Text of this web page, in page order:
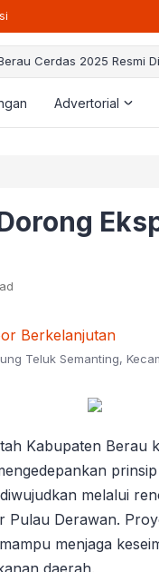
Cerdas 2025 Resmi
Advertorial
Teluk Semanting,
Kabupaten Berau
melalui
Pulau Derawan.
menjaga
daerah.